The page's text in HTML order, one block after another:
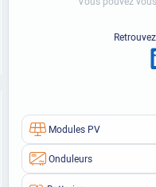
Modules PV
Onduleurs